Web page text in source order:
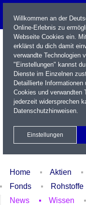
Name / WKN / ISIN / Kürzel
Xetra Realtime
Home Aktien
Fonds
Rohstoffe
News
Wissen
Willkommen an der
Online-Erlebnis zu
Webseite Cookies ein.
erklärst du dich damit
verwandte Technologien
"Einstellungen" kannst
Dienste im Einzelnen
Detaillierte Informationen
Cookies und verwandten
jederzeit widersprechen
Datenschutzhinweisen.
Einstellungen